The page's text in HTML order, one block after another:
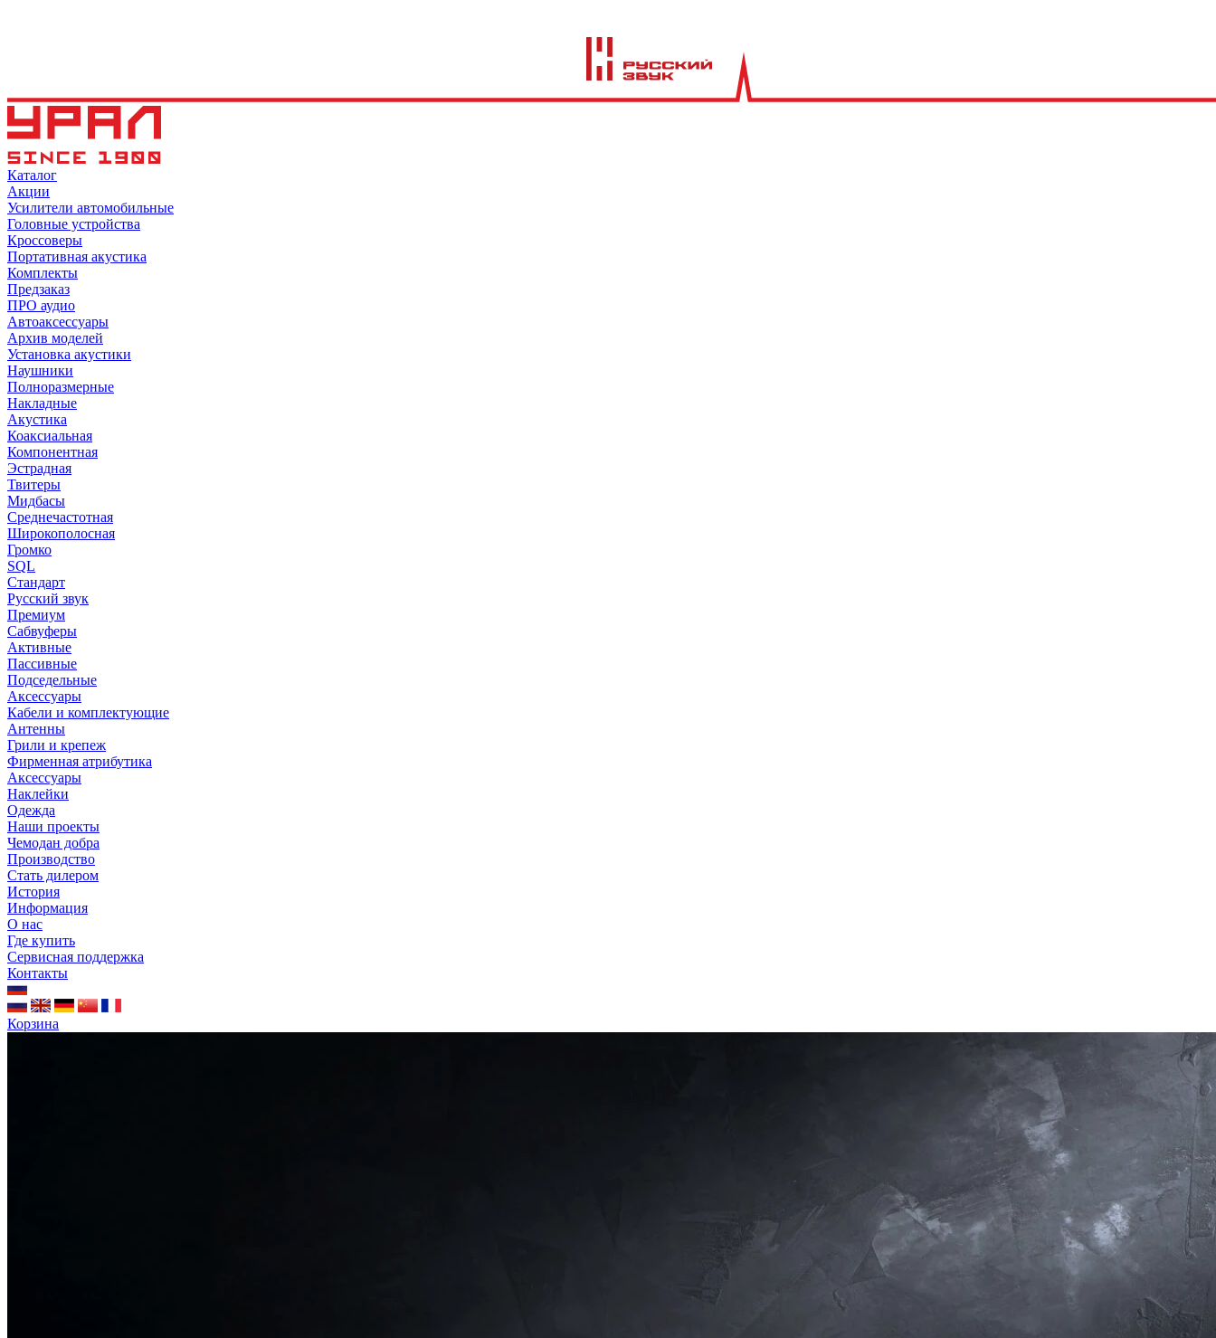
Каталог
Акции
Усилители автомобильные
Головные устройства
Кроссоверы
Портативная акустика
Комплекты
Предзаказ
ПРО аудио
Автоаксессуары
Архив моделей
Установка акустики
Наушники
Полноразмерные
Накладные
Акустика
Коаксиальная
Компонентная
Эстрадная
Твитеры
Мидбасы
Среднечастотная
Широкополосная
Громко
SQL
Стандарт
Русский звук
Премиум
Сабвуферы
Активные
Пассивные
Подседельные
Аксессуары
Кабели и комплектующие
Антенны
Грили и крепеж
Фирменная атрибутика
Аксессуары
Наклейки
Одежда
Наши проекты
Чемодан добра
Производство
Стать дилером
История
Информация
О нас
Где купить
Сервисная поддержка
Контакты
Корзина